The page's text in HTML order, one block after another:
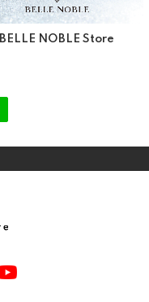
BELLE NOBLE Store